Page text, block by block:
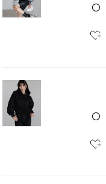
〇
〇